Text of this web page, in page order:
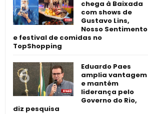
chega à Baixada
com shows de
Gustavo Lins,
Nosso Sentimento
e festival de comidas no
TopShopping
Eduardo Paes
amplia vantagem
e mantém
liderança pelo
Governo do Rio,
diz pesquisa